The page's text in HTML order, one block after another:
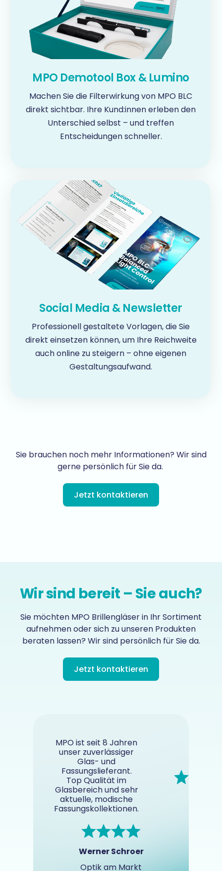
MPO Demotool Box & Lumino
Machen Sie die Filterwirkung von MPO BLC
direkt sichtbar. Ihre Kund:innen erleben den
Unterschied selbst – und treffen
Entscheidungen schneller.
Social Media & Newsletter
Professionell gestaltete Vorlagen, die Sie
direkt einsetzen können, um Ihre Reichweite
auch online zu steigern – ohne eigenen
Gestaltungsaufwand.
Sie brauchen noch mehr Informationen? Wir sind
gerne persönlich für Sie da.
Jetzt kontaktieren
Wir sind bereit – Sie auch?
Sie möchten MPO Brillengläser in Ihr Sortiment
aufnehmen oder sich zu unseren Produkten
beraten lassen? Wir sind persönlich für Sie da.
Jetzt kontaktieren
MPO ist seit 8 Jahren
unser zuverlässiger
Glas- und
Fassungslieferant.
Top Qualität im
Glasbereich und sehr
aktuelle, modische
Fassungskollektionen.
Werner Schroer
Optik am Markt